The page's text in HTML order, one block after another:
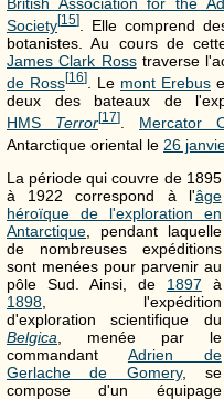
British Association for the
Society[15]
. Elle comprend
botanistes. Au cours de
James Clark Rosstraverse
de Ross[16] . Le mont Erebus
deux des bateaux de
HMS Terror[17] Mercator
Antarctique oriental le 26
La période qui couvre de 1895
à 1922 correspond à l'âge
héroïque de l'exploration en
Antarctique , pendant laquelle
de nombreuses expéditions
sont menées pour parvenir au
pôle Sud. Ainsi, de 1897 à
1898 , l'expédition
d'exploration scientifique du
Belgica , menée par le
commandant Adrien de
Gerlache de Gomery, se
compose d'un équipage